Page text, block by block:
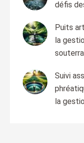
défis
Puits
la
Suivi
la